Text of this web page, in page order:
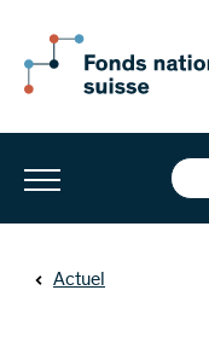
Actuel